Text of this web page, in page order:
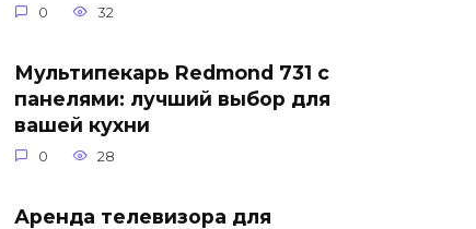
0 32
Мультипекарь Redmond 731 с
панелями: лучший выбор для
вашей кухни
0 28
Аренда телевизора для